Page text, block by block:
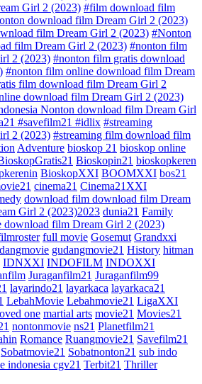
Girl 2 (2023) #film download film
download film Dream Girl 2 (2023)
film Dream Girl 2 (2023) #Nonton
film Dream Girl 2 (2023) #nonton film
2 (2023) #nonton film gratis download
#nonton film online download film Dream
film download film Dream Girl 2
download film Dream Girl 2 (2023)
Nonton download film Dream Girl
#savefilm21 #idlix #streaming
2 (2023) #streaming film download film
Adventure bioskop 21 bioskop online
Bioskopin21 bioskopkeren
BioskopXXI BOOMXXI bos21
cinema21 Cinema21XXI
download film download film Dream
Girl 2 (2023)2023 dunia21 Family
film Dream Girl 2 (2023)
full movie Gosemut Grandxxi
gudangmovie21 History hitman
IDNXXI INDOFILM INDOXXI
Juraganfilm21 Juraganfilm99
layarindo21 layarkaca layarkaca21
LebahMovie Lebahmovie21 LigaXXI
one martial arts movie21 Movies21
nontonmovie ns21 Planetfilm21
Romance Ruangmovie21 Savefilm21
Sobatmovie21 Sobatnonton21 sub indo
indonesia cgv21 Terbit21 Thriller